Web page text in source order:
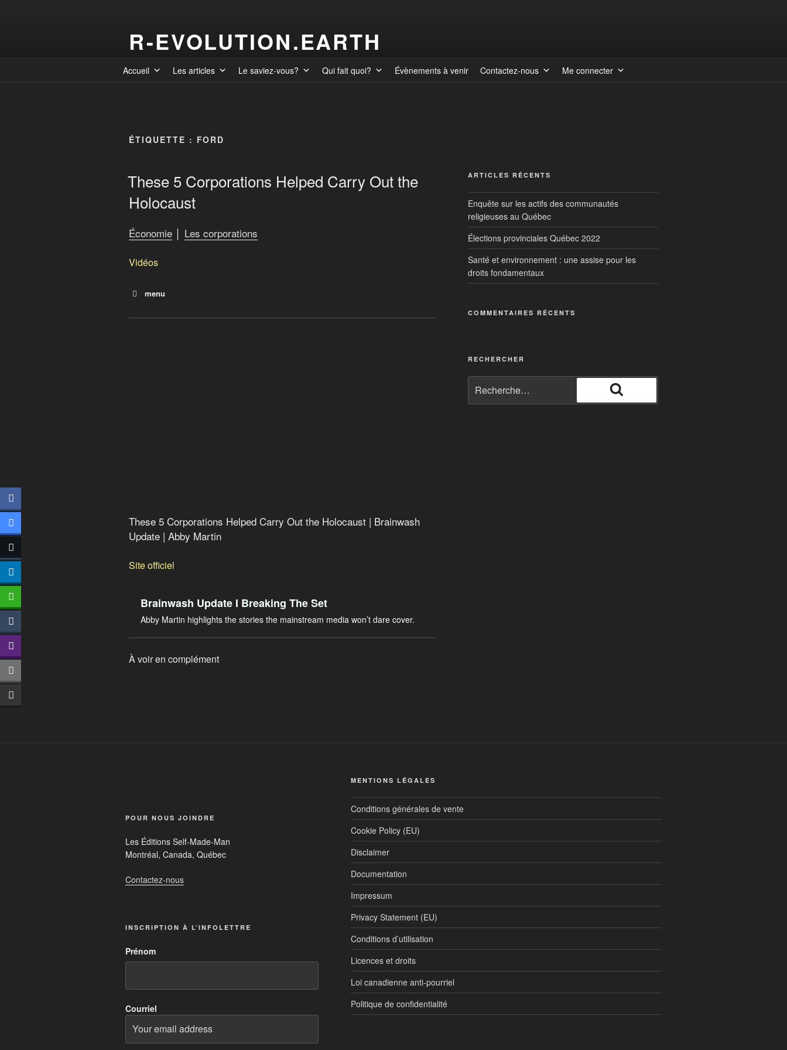
R-EVOLUTION.EARTH
Accueil Les articles Le saviez-vous? Qui fait quoi? Évènements à venir Contactez-nous Me connecter
ÉTIQUETTE : FORD
These 5 Corporations Helped Carry Out the
Holocaust
Économie │ Les corporations
Vidéos
menu
These 5 Corporations Helped Carry Out the Holocaust | Brainwash
Update | Abby Martin
Site officiel
Brainwash Update I Breaking The Set
Abby Martin highlights the stories the mainstream media won’t dare cover.
À voir en complément
ARTICLES RÉCENTS
Enquête sur les actifs des communautés
religieuses au Québec
Élections provinciales Québec 2022
Santé et environnement : une assise pour les
droits fondamentaux
COMMENTAIRES RÉCENTS
RECHERCHER
POUR NOUS JOINDRE
Les Éditions Self-Made-Man
Montréal, Canada, Québec
Contactez-nous
INSCRIPTION À L’INFOLETTRE
Prénom
Courriel
MENTIONS LÉGALES
Conditions générales de vente
Cookie Policy (EU)
Disclaimer
Documentation
Impressum
Privacy Statement (EU)
Conditions d’utilisation
Licences et droits
Loi canadienne anti-pourriel
Politique de confidentialité